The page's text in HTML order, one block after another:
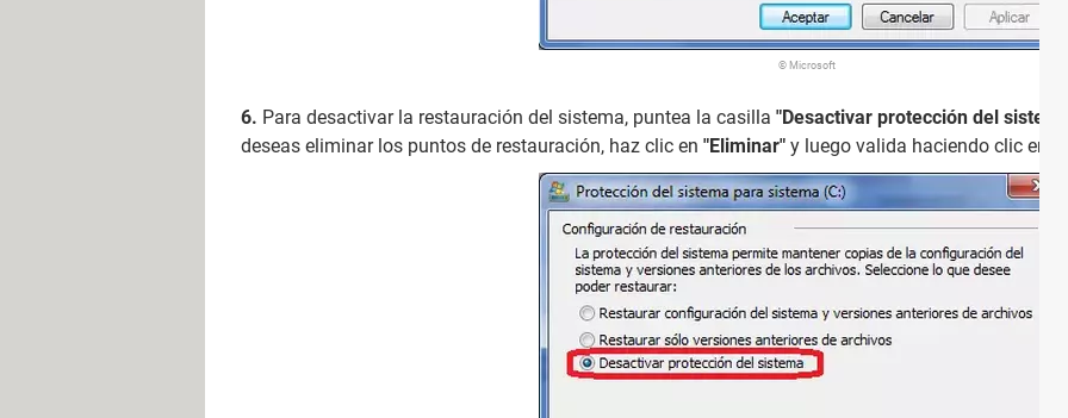
© Microsoft
Para desactivar la restauración del sistema, puntea la casilla "Desactivar protección del sistema"
deseas eliminar los puntos de restauración, haz clic en "Eliminar" y luego valida haciendo clic en